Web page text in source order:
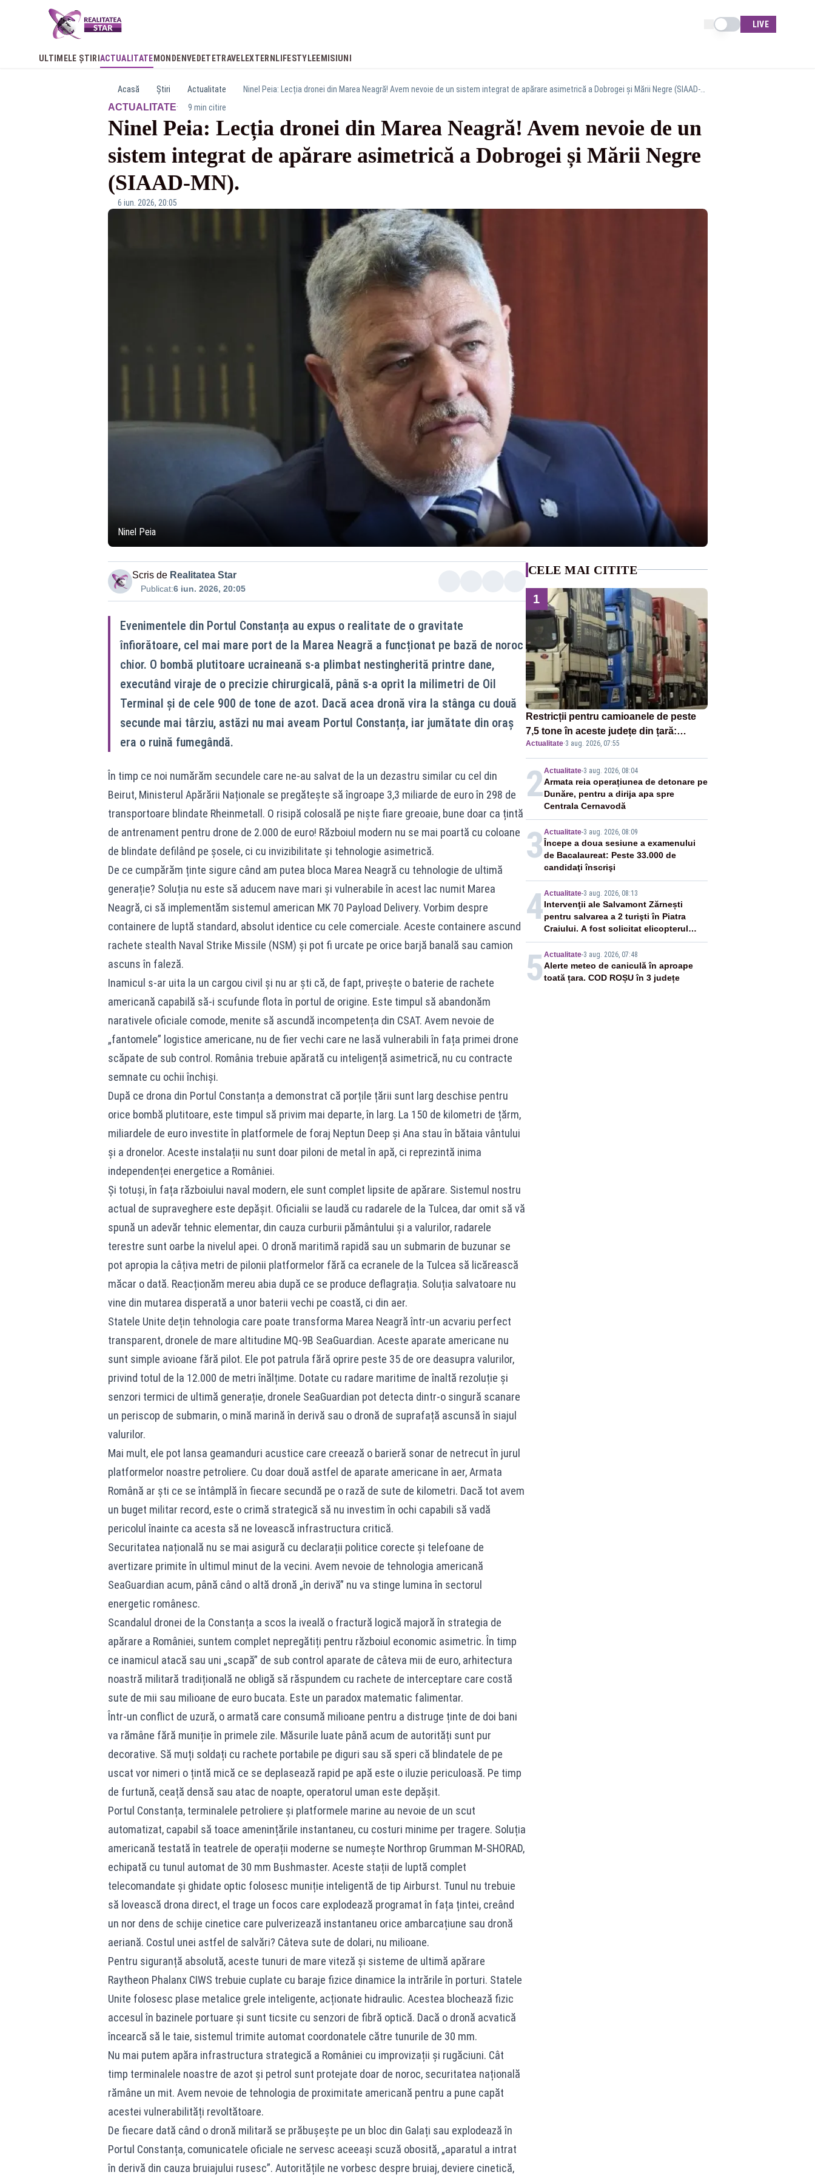
Schimba tema
LIVE
ULTIMELE ȘTIRI ACTUALITATE MONDENVEDETETRAVELEXTERN LIFESTYLEEMISIUNI
Acasă Știri Actualitate Ninel Peia: Lecția dronei din Marea Neagră! Avem nevoie de un sistem integrat de apărare asimetrică a Dobrogei și Mării Negre (SIAAD-MN).
ACTUALITATE· 9 min citire
Ninel Peia: Lecția dronei din Marea Neagră! Avem nevoie de un
sistem integrat de apărare asimetrică a Dobrogei și Mării Negre
(SIAAD-MN).
6 iun. 2026, 20:05
Ninel Peia
Scris de Realitatea Star
Publicat:6 iun. 2026, 20:05
Evenimentele din Portul Constanța au expus o realitate de o gravitate
înfiorătoare, cel mai mare port de la Marea Neagră a funcționat pe bază de noroc
chior. O bombă plutitoare ucraineană s-a plimbat nestingherită printre dane,
executând viraje de o precizie chirurgicală, până s-a oprit la milimetri de Oil
Terminal și de cele 900 de tone de azot. Dacă acea dronă vira la stânga cu două
secunde mai târziu, astăzi nu mai aveam Portul Constanța, iar jumătate din oraș
era o ruină fumegândă.
În timp ce noi numărăm secundele care ne-au salvat de la un dezastru similar cu cel din
Beirut, Ministerul Apărării Naționale se pregătește să îngroape 3,3 miliarde de euro în 298 de
transportoare blindate Rheinmetall. O risipă colosală pe niște fiare greoaie, bune doar ca țintă
de antrenament pentru drone de 2.000 de euro! Războiul modern nu se mai poartă cu coloane
de blindate defilând pe șosele, ci cu invizibilitate și tehnologie asimetrică.
De ce cumpărăm ținte sigure când am putea bloca Marea Neagră cu tehnologie de ultimă
generație? Soluția nu este să aducem nave mari și vulnerabile în acest lac numit Marea
Neagră, ci să implementăm sistemul american MK 70 Payload Delivery. Vorbim despre
containere de luptă standard, absolut identice cu cele comerciale. Aceste containere ascund
rachete stealth Naval Strike Missile (NSM) și pot fi urcate pe orice barjă banală sau camion
ascuns în faleză.
Inamicul s-ar uita la un cargou civil și nu ar ști că, de fapt, privește o baterie de rachete
americană capabilă să-i scufunde flota în portul de origine. Este timpul să abandonăm
narativele oficiale comode, menite să ascundă incompetența din CSAT. Avem nevoie de
„fantomele” logistice americane, nu de fier vechi care ne lasă vulnerabili în fața primei drone
scăpate de sub control. România trebuie apărată cu inteligență asimetrică, nu cu contracte
semnate cu ochii închiși.
După ce drona din Portul Constanța a demonstrat că porțile țării sunt larg deschise pentru
orice bombă plutitoare, este timpul să privim mai departe, în larg. La 150 de kilometri de țărm,
miliardele de euro investite în platformele de foraj Neptun Deep și Ana stau în bătaia vântului
și a dronelor. Aceste instalații nu sunt doar piloni de metal în apă, ci reprezintă inima
independenței energetice a României.
Și totuși, în fața războiului naval modern, ele sunt complet lipsite de apărare. Sistemul nostru
actual de supraveghere este depășit. Oficialii se laudă cu radarele de la Tulcea, dar omit să vă
spună un adevăr tehnic elementar, din cauza curburii pământului și a valurilor, radarele
terestre sunt oarbe la nivelul apei. O dronă maritimă rapidă sau un submarin de buzunar se
pot apropia la câțiva metri de pilonii platformelor fără ca ecranele de la Tulcea să licărească
măcar o dată. Reacționăm mereu abia după ce se produce deflagrația. Soluția salvatoare nu
vine din mutarea disperată a unor baterii vechi pe coastă, ci din aer.
Statele Unite dețin tehnologia care poate transforma Marea Neagră într-un acvariu perfect
transparent, dronele de mare altitudine MQ-9B SeaGuardian. Aceste aparate americane nu
sunt simple avioane fără pilot. Ele pot patrula fără oprire peste 35 de ore deasupra valurilor,
privind totul de la 12.000 de metri înălțime. Dotate cu radare maritime de înaltă rezoluție și
senzori termici de ultimă generație, dronele SeaGuardian pot detecta dintr-o singură scanare
un periscop de submarin, o mină marină în derivă sau o dronă de suprafață ascunsă în siajul
valurilor.
Mai mult, ele pot lansa geamanduri acustice care creează o barieră sonar de netrecut în jurul
platformelor noastre petroliere. Cu doar două astfel de aparate americane în aer, Armata
Română ar ști ce se întâmplă în fiecare secundă pe o rază de sute de kilometri. Dacă tot avem
un buget militar record, este o crimă strategică să nu investim în ochi capabili să vadă
pericolul înainte ca acesta să ne lovească infrastructura critică.
Securitatea națională nu se mai asigură cu declarații politice corecte și telefoane de
avertizare primite în ultimul minut de la vecini. Avem nevoie de tehnologia americană
SeaGuardian acum, până când o altă dronă „în derivă” nu va stinge lumina în sectorul
energetic românesc.
Scandalul dronei de la Constanța a scos la iveală o fractură logică majoră în strategia de
apărare a României, suntem complet nepregătiți pentru războiul economic asimetric. În timp
ce inamicul atacă sau uni „scapă” de sub control aparate de câteva mii de euro, arhitectura
noastră militară tradițională ne obligă să răspundem cu rachete de interceptare care costă
sute de mii sau milioane de euro bucata. Este un paradox matematic falimentar.
Într-un conflict de uzură, o armată care consumă milioane pentru a distruge ținte de doi bani
va rămâne fără muniție în primele zile. Măsurile luate până acum de autorități sunt pur
decorative. Să muți soldați cu rachete portabile pe diguri sau să speri că blindatele de pe
uscat vor nimeri o țintă mică ce se deplasează rapid pe apă este o iluzie periculoasă. Pe timp
de furtună, ceață densă sau atac de noapte, operatorul uman este depășit.
Portul Constanța, terminalele petroliere și platformele marine au nevoie de un scut
automatizat, capabil să toace amenințările instantaneu, cu costuri minime per tragere. Soluția
americană testată în teatrele de operații moderne se numește Northrop Grumman M-SHORAD,
echipată cu tunul automat de 30 mm Bushmaster. Aceste stații de luptă complet
telecomandate și ghidate optic folosesc muniție inteligentă de tip Airburst. Tunul nu trebuie
să lovească drona direct, el trage un focos care explodează programat în fața țintei, creând
un nor dens de schije cinetice care pulverizează instantaneu orice ambarcațiune sau dronă
aeriană. Costul unei astfel de salvări? Câteva sute de dolari, nu milioane.
Pentru siguranță absolută, aceste tunuri de mare viteză și sisteme de ultimă apărare
Raytheon Phalanx CIWS trebuie cuplate cu baraje fizice dinamice la intrările în porturi. Statele
Unite folosesc plase metalice grele inteligente, acționate hidraulic. Acestea blochează fizic
accesul în bazinele portuare și sunt ticsite cu senzori de fibră optică. Dacă o dronă acvatică
încearcă să le taie, sistemul trimite automat coordonatele către tunurile de 30 mm.
Nu mai putem apăra infrastructura strategică a României cu improvizații și rugăciuni. Cât
timp terminalele noastre de azot și petrol sunt protejate doar de noroc, securitatea națională
rămâne un mit. Avem nevoie de tehnologia de proximitate americană pentru a pune capăt
acestei vulnerabilități revoltătoare.
De fiecare dată când o dronă militară se prăbușește pe un bloc din Galați sau explodează în
Portul Constanța, comunicatele oficiale ne servesc aceeași scuză obosită, „aparatul a intrat
în derivă din cauza bruiajului rusesc”. Autoritățile ne vorbesc despre bruiaj, deviere cinetică,
CELE MAI CITITE
1
Restricții pentru camioanele de peste
7,5 tone în aceste județe din țară:
circulația este interzisă luni, între orele
12:00 și 20:00
Actualitate·3 aug. 2026, 07:55
2Actualitate-3 aug. 2026, 08:04
Armata reia operațiunea de detonare pe
Dunăre, pentru a dirija apa spre
Centrala Cernavodă
3 Actualitate-3 aug. 2026, 08:09
Începe a doua sesiune a examenului
de Bacalaureat: Peste 33.000 de
candidaţi înscrişi
4Actualitate-3 aug. 2026, 08:13
Intervenţii ale Salvamont Zărnești
pentru salvarea a 2 turişti în Piatra
Craiului. A fost solicitat elicopterul
SMURD
5 Actualitate-3 aug. 2026, 07:48
Alerte meteo de caniculă în aproape
toată țara. COD ROȘU în 3 județe